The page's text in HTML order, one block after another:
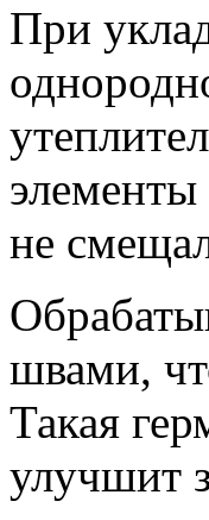
При
не
швами,
Такая
улучшит